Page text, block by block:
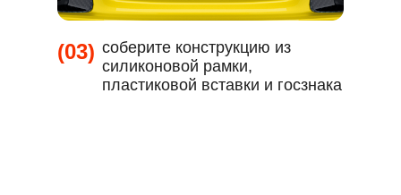
(03) соберите конструкцию из
силиконовой рамки,
пластиковой вставки и госзнака